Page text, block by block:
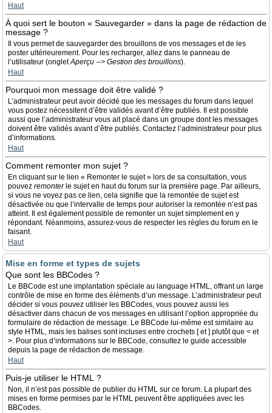
Haut
À quoi sert le bouton « Sauvegarder » dans la page de rédaction de
message ?
Il vous permet de sauvegarder des brouillons de vos messages et de les
poster ultérieurement. Pour les recharger, allez dans le panneau de
l’utilisateur (ongletAperçu --> Gestion des brouillons).
Haut
Pourquoi mon message doit être validé ?
L’administrateur peut avoir décidé que les messages du forum dans lequel
vous postez nécessitent d’être validés avant d’être publiés. Il est possible
aussi que l’administrateur vous ait placé dans un groupe dont les messages
doivent être validés avant d’être publiés. Contactez l’administrateur pour plus
d’informations.
Haut
Comment remonter mon sujet ?
En cliquant sur le lien « Remonter le sujet » lors de sa consultation, vous
pouvez remonterle sujet en haut du forum sur la première page. Par ailleurs,
si vous ne voyez pas ce lien, cela signifie que la remontée de sujet est
désactivée ou que l’intervalle de temps pour autoriser la remontée n’est pas
atteint. Il est également possible de remonter un sujet simplement en y
répondant. Néanmoins, assurez-vous de respecter les règles du forum en le
faisant.
Haut
Mise en forme et types de sujets
Que sont les BBCodes ?
Le BBCode est une implantation spéciale au language HTML, offrant un large
contrôle de mise en forme des éléments d’un message. L’administrateur peut
décider si vous pouvez utiliser les BBCodes, vous pouvez aussi les
désactiver dans chacun de vos messages en utilisant l’option appropriée du
formulaire de rédaction de message. Le BBCode lui-même est similaire au
style HTML, mais les balises sont incluses entre crochets [ et ] plutôt que < et
>. Pour plus d’informations sur le BBCode, consultez le guide accessible
depuis la page de rédaction de message.
Haut
Puis-je utiliser le HTML ?
Non, il n’est pas possible de publier du HTML sur ce forum. La plupart des
mises en forme permises par le HTML peuvent être appliquées avec les
BBCodes.